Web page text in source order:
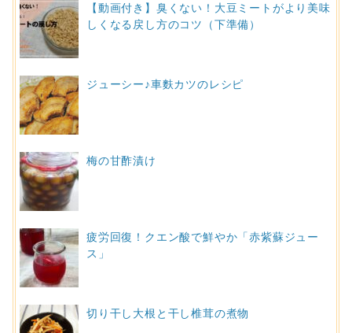
【動画付き】臭くない！大豆ミートがより美味
しくなる戻し方のコツ（下準備）
ジューシー♪車麩カツのレシピ
梅の甘酢漬け
疲労回復！クエン酸で鮮やか「赤紫蘇ジュー
ス」
切り干し大根と干し椎茸の煮物